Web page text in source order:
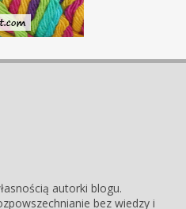
autorki blogu.
bez wiedzy i